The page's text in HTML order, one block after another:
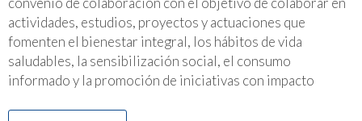
actividades, estudios, proyectos y actuaciones que
fomenten el bienestar integral, los hábitos de vida
saludables, la sensibilización social, el consumo
informado y la promoción de iniciativas con impacto